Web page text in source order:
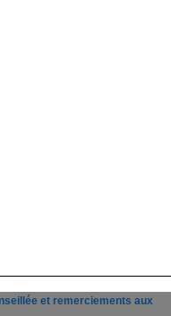
et remerciements aux